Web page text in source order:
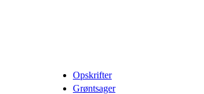
Opskrifter
Grøntsager